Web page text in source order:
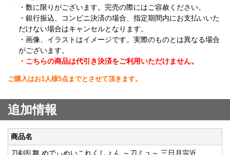
・数に限りがございます。完売の際にはご容赦ください。
・銀行振込、コンビニ決済の場合、指定期間内にお支払いいた
だけない場合はキャンセルとなります。
・画像、イラストはイメージです。実際のものとは異なる場合
がございます。
・こちらの商品は代引き決済をご利用いただけません。
ご購入はお1人様5点までとさせて頂きます。
追加情報
商品名
刀剣乱舞 めでぃぬいこれくしょん ～刀ミュ～ 三日月宗近